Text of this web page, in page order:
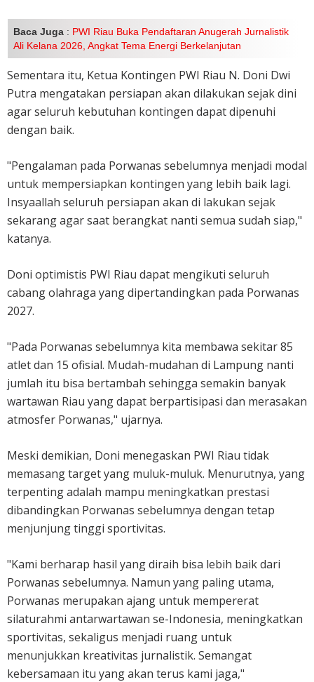
Baca Juga : PWI Riau Buka Pendaftaran Anugerah Jurnalistik
Ali Kelana 2026, Angkat Tema Energi Berkelanjutan
Sementara itu, Ketua Kontingen PWI Riau N. Doni Dwi
Putra mengatakan persiapan akan dilakukan sejak dini
agar seluruh kebutuhan kontingen dapat dipenuhi
dengan baik.
"Pengalaman pada Porwanas sebelumnya menjadi modal
untuk mempersiapkan kontingen yang lebih baik lagi.
Insyaallah seluruh persiapan akan di lakukan sejak
sekarang agar saat berangkat nanti semua sudah siap,"
katanya.
Doni optimistis PWI Riau dapat mengikuti seluruh
cabang olahraga yang dipertandingkan pada Porwanas
2027.
"Pada Porwanas sebelumnya kita membawa sekitar 85
atlet dan 15 ofisial. Mudah-mudahan di Lampung nanti
jumlah itu bisa bertambah sehingga semakin banyak
wartawan Riau yang dapat berpartisipasi dan merasakan
atmosfer Porwanas," ujarnya.
Meski demikian, Doni menegaskan PWI Riau tidak
memasang target yang muluk-muluk. Menurutnya, yang
terpenting adalah mampu meningkatkan prestasi
dibandingkan Porwanas sebelumnya dengan tetap
menjunjung tinggi sportivitas.
"Kami berharap hasil yang diraih bisa lebih baik dari
Porwanas sebelumnya. Namun yang paling utama,
Porwanas merupakan ajang untuk mempererat
silaturahmi antarwartawan se-Indonesia, meningkatkan
sportivitas, sekaligus menjadi ruang untuk
menunjukkan kreativitas jurnalistik. Semangat
kebersamaan itu yang akan terus kami jaga,"